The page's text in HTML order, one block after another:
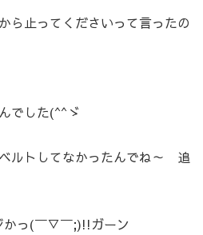
ら止ってくださいって言ったの
でした(^^ゞ
ルトしてなかったんでね～ 追
(￣▽￣;)!!ガーン